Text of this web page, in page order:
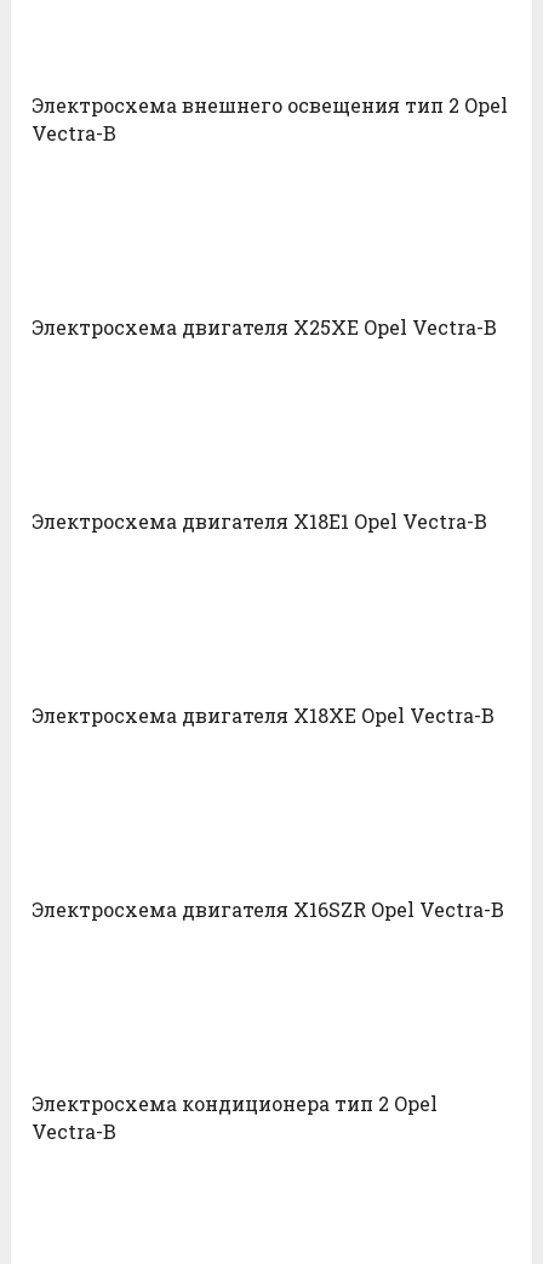
Электросхема внешнего освещения тип 2 Opel
Vectra-B
Электросхема двигателя X25XE Opel Vectra-B
Электросхема двигателя X18E1 Opel Vectra-B
Электросхема двигателя X18XE Opel Vectra-B
Электросхема двигателя X16SZR Opel Vectra-B
Электросхема кондиционера тип 2 Opel
Vectra-B